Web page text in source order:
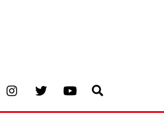
FacebookInstagramTwitter Youtube